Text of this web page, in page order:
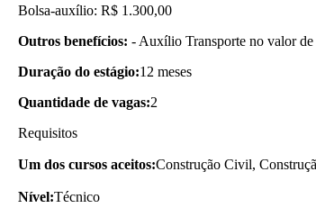
Bolsa-auxílio: R$ 1.300,00
Outros benefícios: - Auxílio Transporte no valor de
Duração do estágio:12 meses
Quantidade de vagas:2
Requisitos
Um dos cursos aceitos:Construção Civil,
Nível:Técnico